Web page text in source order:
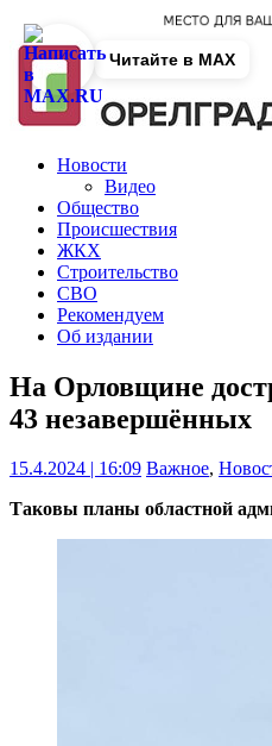
Новости
Видео
Общество
Происшествия
ЖКХ
Строительство
СВО
Рекомендуем
Об издании
На Орловщине
43 незавершённых
15.4.2024 | 16:09 Важное,
Таковы планы областной
Читайте в MAX